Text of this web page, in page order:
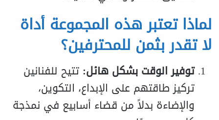
لماذا تعتبر هذه المجموعة أداة
لا تقدر بثمن للمحترفين؟
توفير الوقت بشكل هائل: تتيح للفنانين
تركيز طاقتهم على الإبداع، التكوين،
والإضاءة بدلاً من قضاء أسابيع في نمذجة